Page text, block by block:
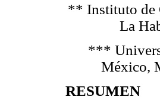
** Instituto de
La
***
México,
RESUMEN